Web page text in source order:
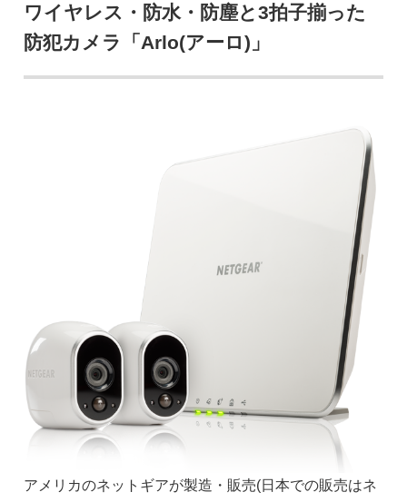
ワイヤレス・防水・防塵と3拍子揃った
防犯カメラ「Arlo(アーロ)」
アメリカのネットギアが製造・販売(日本での販売はネ